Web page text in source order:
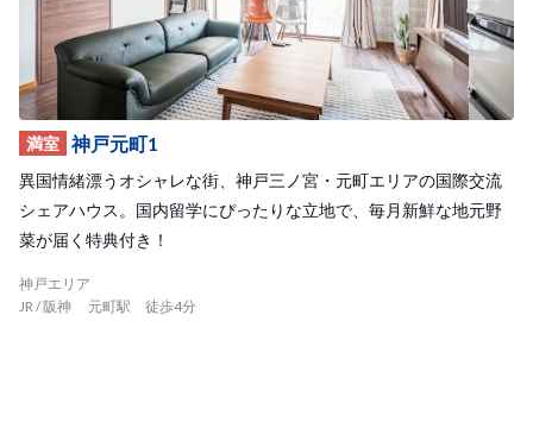
満室 神戸元町1
異国情緒漂うオシャレな街、神戸三ノ宮・元町エリアの国際交流
シェアハウス。国内留学にぴったりな立地で、毎月新鮮な地元野
菜が届く特典付き！
神戸エリア
JR / 阪神 元町駅 徒歩4分